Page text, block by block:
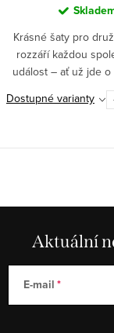
Krásné šaty pro
rozzáří každou
událost – ať už jde
svatbu. Přiléhavý top
rukávem a dlouhá
Dostupné varianty
Aktuální
E-mail